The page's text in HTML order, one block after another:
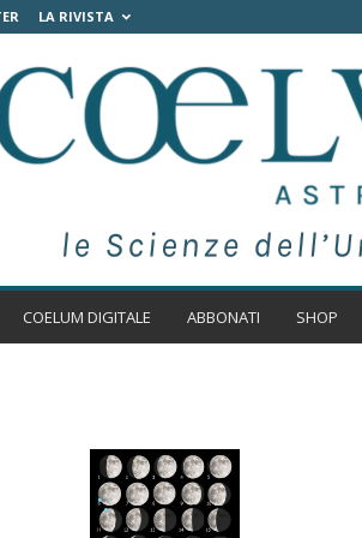
LA RIVISTA
COELUM DIGITALE ABBONATI SHOP